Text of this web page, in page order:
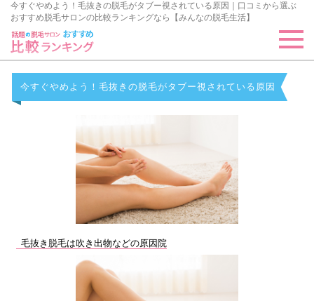
今すぐやめよう！毛抜きの脱毛がタブー視されている原因｜口コミから選ぶ
おすすめ脱毛サロンの比較ランキングなら【みんなの脱毛生活】
今すぐやめよう！毛抜きの脱毛がタブー視されている原因
毛抜き脱毛は吹き出物などの原因院